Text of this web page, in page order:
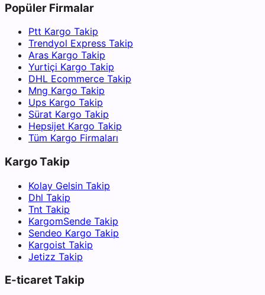
Popüler Firmalar
Ptt Kargo Takip
Trendyol Express Takip
Aras Kargo Takip
Yurtiçi Kargo Takip
DHL Ecommerce Takip
Mng Kargo Takip
Ups Kargo Takip
Sürat Kargo Takip
Hepsijet Kargo Takip
Tüm Kargo Firmaları
Kargo Takip
Kolay Gelsin Takip
Dhl Takip
Tnt Takip
KargomSende Takip
Sendeo Kargo Takip
Kargoist Takip
Jetizz Takip
E-ticaret Takip